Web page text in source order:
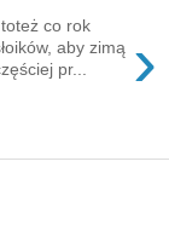
›
co rok
aby zimą
pr...